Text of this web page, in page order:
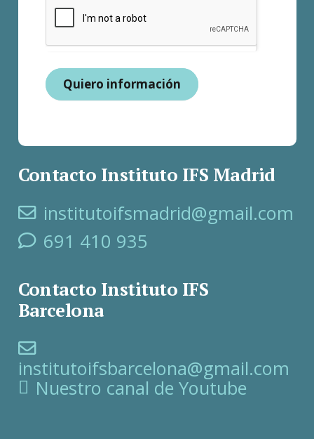
Quiero información
Contacto Instituto IFS Madrid
institutoifsmadrid@gmail.com
691 410 935
Contacto Instituto IFS
Barcelona
institutoifsbarcelona@gmail.com
Nuestro canal de Youtube